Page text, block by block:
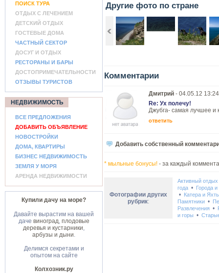
ПОИСК ТУРА
ОТДЫХ С ЛЕЧЕНИЕМ
ДЕТСКИЙ ОТДЫХ
ГОСТЕВЫЕ ДОМА
ЧАСТНЫЙ СЕКТОР
ДОСУГ И ОТДЫХ
РЕСТОРАНЫ И БАРЫ
ДОСТОПРИМЕЧАТЕЛЬНОСТИ
ОТЗЫВЫ ТУРИСТОВ
НЕДВИЖИМОСТЬ
ВСЕ ПРЕДЛОЖЕНИЯ
ДОБАВИТЬ ОБЪЯВЛЕНИЕ
НОВОСТРОЙКИ
ДОМА, КВАРТИРЫ
БИЗНЕС НЕДВИЖИМОСТЬ
ЗЕМЛЯ У МОРЯ
АРЕНДА НЕДВИЖИМОСТИ
Купили дачу на море?
Давайте вырастим на вашей
даче виноград, плодовые
деревья и кустарники,
арбузы и дыни.
Делимся секретами и
опытом на сайте
Колхозник.ру
Другие фото по стране
Комментарии
Дмитрий - 04.05.12 13:24
Re: Ух полечу!
Джубга- самая лучшее и
ответить
Добавить собственный
* мыльные бонусы! - за каждый
Фотографии других
рубрик:
Активный отдых
года • Города
• Катера и
Памятники •
Развлечения •
и горы •